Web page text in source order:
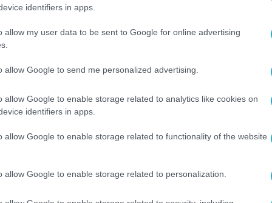
identifiers in apps.
allow my user data to be sent to Google for online advertising
allow Google to send me personalized advertising.
allow Google to enable storage related to analytics like cookies on
identifiers in apps.
allow Google to enable storage related to functionality of the website
allow Google to enable storage related to personalization.
| 07:42
Συνετρίβη ελικόπτερο της
– Δύο νεκροί και ένας
(φώτο-βίντεο)
από το αεροδρόμιο του Χατάι